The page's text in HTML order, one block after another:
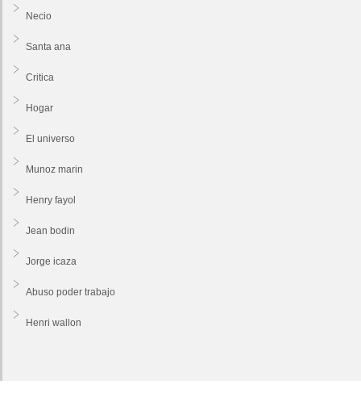
Necio
Santa ana
Critica
Hogar
El universo
Munoz marin
Henry fayol
Jean bodin
Jorge icaza
Abuso poder trabajo
Henri wallon